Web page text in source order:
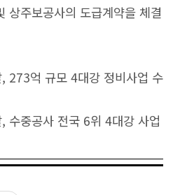
상주보공사의 도급계약을 체결
273억 규모 4대강 정비사업 수
중공사 전국 6위 4대강 사업